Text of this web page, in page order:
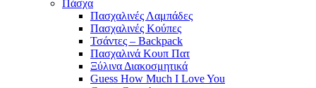
Πάσχα
Πασχαλινές Λαμπάδες
Πασχαλινές Κούπες
Τσάντες – Backpack
Πασχαλινά Κουπ Πατ
Ξύλινα Διακοσμητικά
Guess How Much I Love You